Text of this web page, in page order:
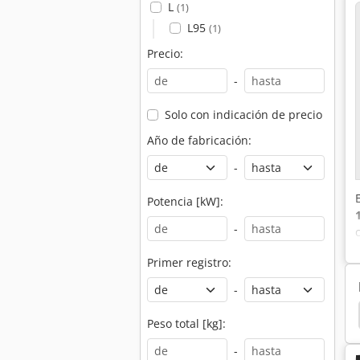
L (1)
L95 (1)
Precio:
-
Solo con indicación de precio
Año de fabricación:
-
Potencia [kW]:
-
Primer registro:
-
Peso total [kg]:
-
Kubota Bx 2670